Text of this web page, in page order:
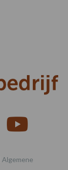
Algemene